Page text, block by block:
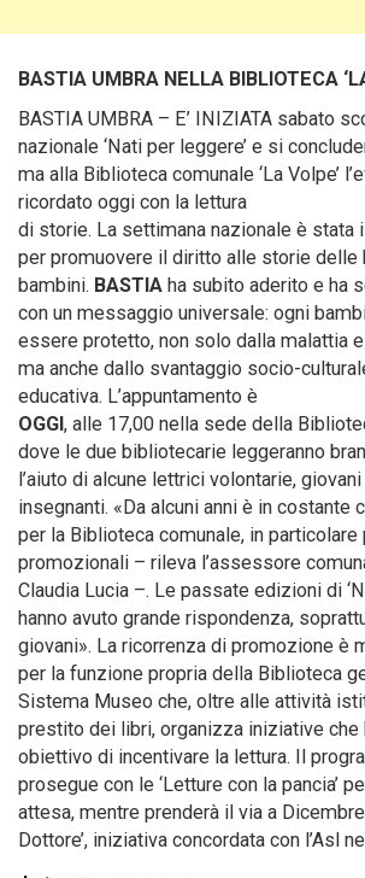
BASTIA UMBRA NELLA BIBLIOTECA
BASTIA UMBRA – E’ INIZIATA sabato
nazionale ‘Nati per leggere’ e si
ma alla Biblioteca comunale ‘La Volpe’
ricordato oggi con la lettura
di storie. La settimana nazionale è stata
per promuovere il diritto alle storie delle
bambini. BASTIA ha subito aderito e ha
con un messaggio universale: ogni
essere protetto, non solo dalla malattia
ma anche dallo svantaggio socio-
educativa. L’appuntamento è
OGGI, alle 17,00 nella sede della
dove le due bibliotecarie leggeranno
l’aiuto di alcune lettrici volontarie,
insegnanti. «Da alcuni anni è in costante
per la Biblioteca comunale, in
promozionali – rileva l’assessore
Claudia Lucia –. Le passate edizioni di
hanno avuto grande rispondenza,
giovani». La ricorrenza di promozione è
per la funzione propria della Biblioteca
Sistema Museo che, oltre alle attività
prestito dei libri, organizza iniziative che
obiettivo di incentivare la lettura. Il
prosegue con le ‘Letture con la pancia’
attesa, mentre prenderà il via a
Dottore’, iniziativa concordata con l’Asl